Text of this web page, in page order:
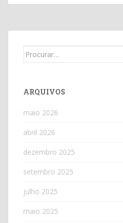
Search
ARQUIVOS
maio 2026
abril 2026
dezembro 2025
setembro 2025
julho 2025
maio 2025